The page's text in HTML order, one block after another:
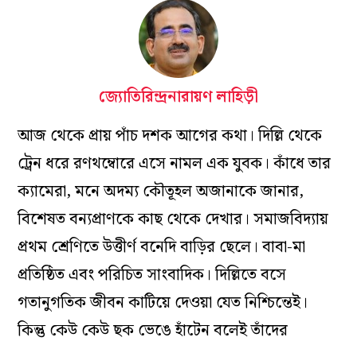
জ্যোতিরিন্দ্রনারায়ণ লাহিড়ী
আজ থেকে প্রায় পাঁচ দশক আগের কথা। দিল্লি থেকে
ট্রেন ধরে রণথম্বোরে এসে নামল এক যুবক। কাঁধে তার
ক্যামেরা, মনে অদম্য কৌতূহল অজানাকে জানার,
বিশেষত বন্যপ্রাণকে কাছ থেকে দেখার। সমাজবিদ্যায়
প্রথম শ্রেণিতে উত্তীর্ণ বনেদি বাড়ির ছেলে। বাবা-মা
প্রতিষ্ঠিত এবং পরিচিত সাংবাদিক। দিল্লিতে বসে
গতানুগতিক জীবন কাটিয়ে দেওয়া যেত নিশ্চিন্তেই।
কিন্তু কেউ কেউ ছক ভেঙে হাঁটেন বলেই তাঁদের